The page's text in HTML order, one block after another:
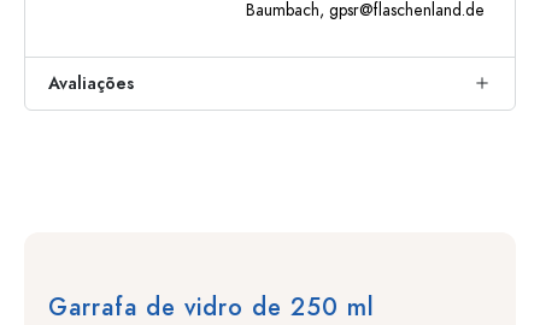
Baumbach, gpsr@flaschenland.de
Avaliações
Garrafa de vidro de 250 ml